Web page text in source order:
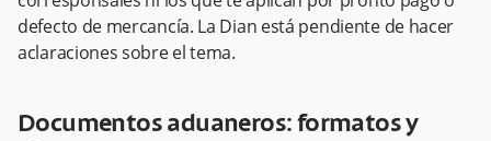
defecto de mercancía. La Dian está pendiente de hacer
aclaraciones sobre el tema.
Documentos aduaneros: formatos y